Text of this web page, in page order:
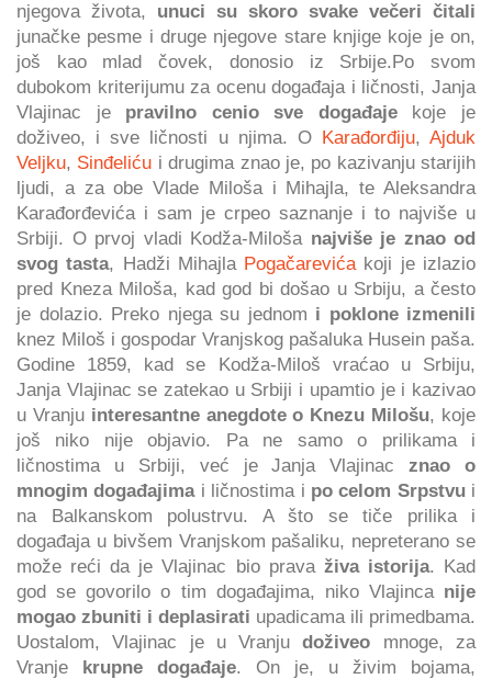
njegova života, unuci su skoro svake večeri čitali
junačke pesme i druge njegove stare knjige koje je on,
još kao mlad čovek, donosio iz Srbije.Po svom
dubokom kriterijumu za ocenu događaja i ličnosti, Janja
Vlajinac je pravilno cenio sve događajekoje je
doživeo, i sve ličnosti u njima. O
Karađorđiju, Ajduk
Veljku, Sinđeliću i drugima znao je, po kazivanju starijih
ljudi, a za obe Vlade Miloša i Mihajla, te Aleksandra
Karađorđevića i sam je crpeo saznanje i to najviše u
Srbiji. O prvoj vladi Kodža-Miloša najviše je znao od
svog tasta, Hadži Mihajla Pogačarevića koji je izlazio
pred Kneza Miloša, kad god bi došao u Srbiju, a često
je dolazio. Preko njega su jednom i poklone izmenili
knez Miloš i gospodar Vranjskog pašaluka Husein paša.
Godine 1859, kad se Kodža-Miloš vraćao u Srbiju,
Janja Vlajinac se zatekao u Srbiji i upamtio je i kazivao
u Vranju interesantne anegdote o Knezu Milošu, koje
još niko nije objavio. Pa ne samo o prilikama i
ličnostima u Srbiji, već je Janja Vlajinacznao o
mnogim događajimai ličnostima i po celom Srpstvui
na Balkanskom polustrvu. A što se tiče prilika i
događaja u bivšem Vranjskom pašaliku, nepreterano se
može reći da je Vlajinac bio pravaživa istorija. Kad
god se govorilo o tim događajima, niko Vlajinca nije
mogao zbuniti i deplasirati upadicama ili primedbama.
Uostalom, Vlajinac je u Vranjudoživeo mnoge, za
Vranje
krupne događaje. On je, u živim bojama,